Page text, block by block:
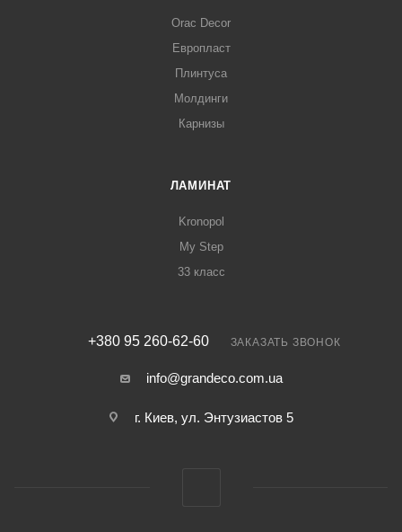
Orac Decor
Европласт
Плинтуса
Молдинги
Карнизы
ЛАМИНАТ
Kronopol
My Step
33 класс
+380 95 260-62-60 ЗАКАЗАТЬ ЗВОНОК
info@grandeco.com.ua
г. Киев, ул. Энтузиастов 5